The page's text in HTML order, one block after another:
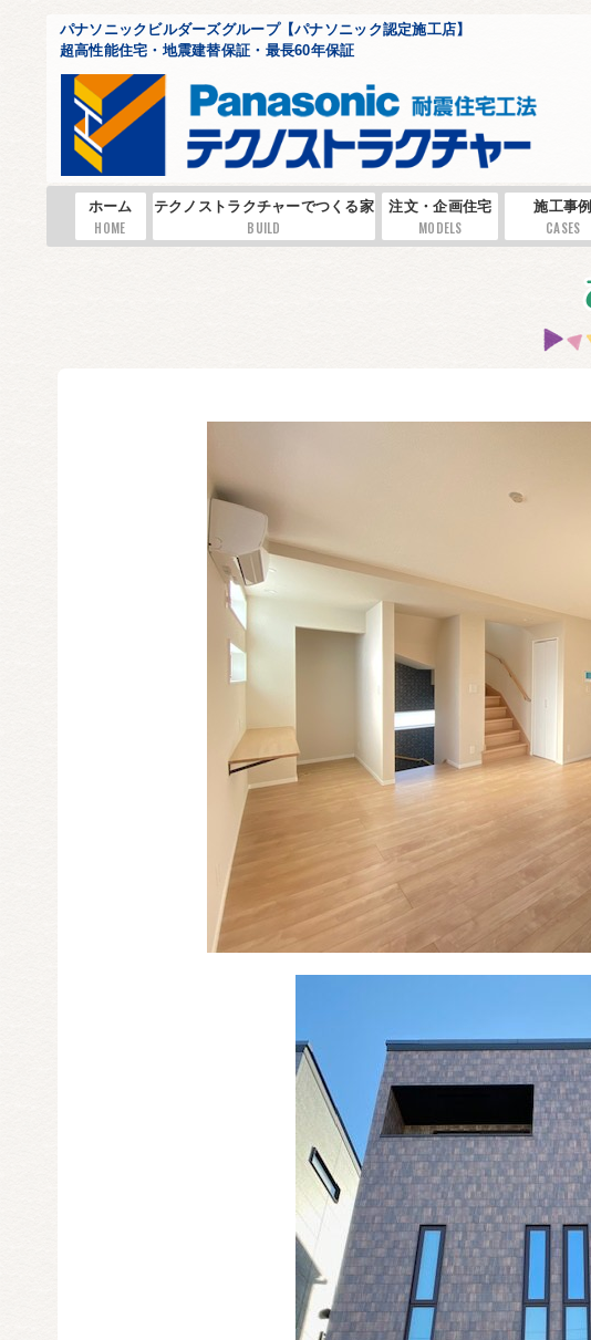
パナソニックビルダーズグループ【パナソニック認定施工店】
超高性能住宅・地震建替保証・最長60年保証
ホーム
HOME
テクノストラクチャーでつくる家
BUILD
注文・企画住宅
MODELS
施工事例
CASES